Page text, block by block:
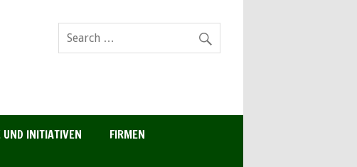
UND INITIATIVEN FIRMEN